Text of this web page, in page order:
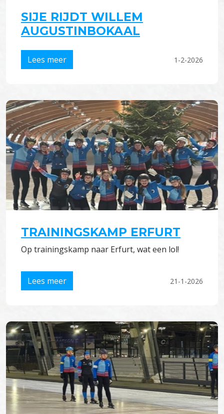
SIJE RIJDT WILLEM
AUGUSTINBOKAAL
Lees meer 1-2-2026
TRAININGSKAMP ERFURT
Op trainingskamp naar Erfurt, wat een lol!
Lees meer 21-1-2026